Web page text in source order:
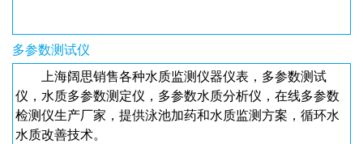
多参数测试仪
上海阔思销售各种水质监测仪器仪表，多参数测试
仪，水质多参数测定仪，多参数水质分析仪，在线多参数
检测仪生产厂家，提供泳池加药和水质监测方案，循环水
水质改善技术。